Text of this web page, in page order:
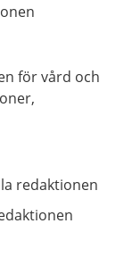
för vård och
redaktionen